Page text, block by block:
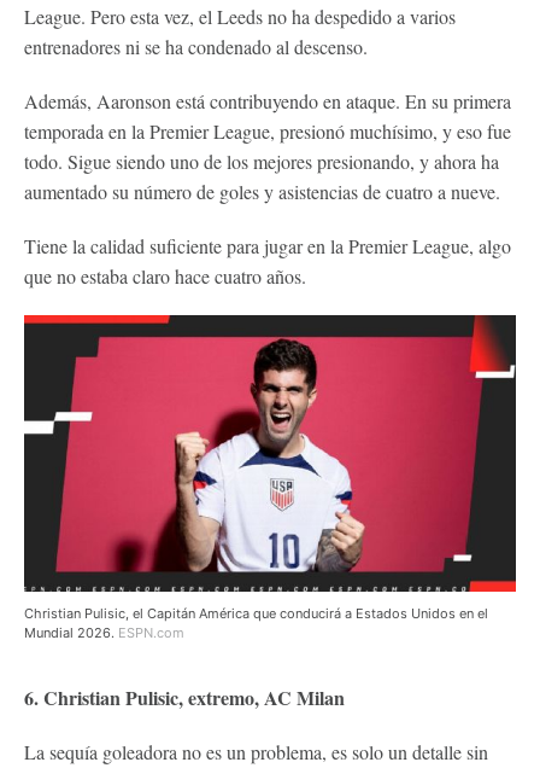
League. Pero esta vez, el Leeds no ha despedido a varios
entrenadores ni se ha condenado al descenso.
Además, Aaronson está contribuyendo en ataque. En su primera
temporada en la Premier League, presionó muchísimo, y eso fue
todo. Sigue siendo uno de los mejores presionando, y ahora ha
aumentado su número de goles y asistencias de cuatro a nueve.
Tiene la calidad suficiente para jugar en la Premier League, algo
que no estaba claro hace cuatro años.
Christian Pulisic, el Capitán América que conducirá a Estados Unidos en el
Mundial 2026. ESPN.com
6. Christian Pulisic, extremo, AC Milan
La sequía goleadora no es un problema, es solo un detalle sin